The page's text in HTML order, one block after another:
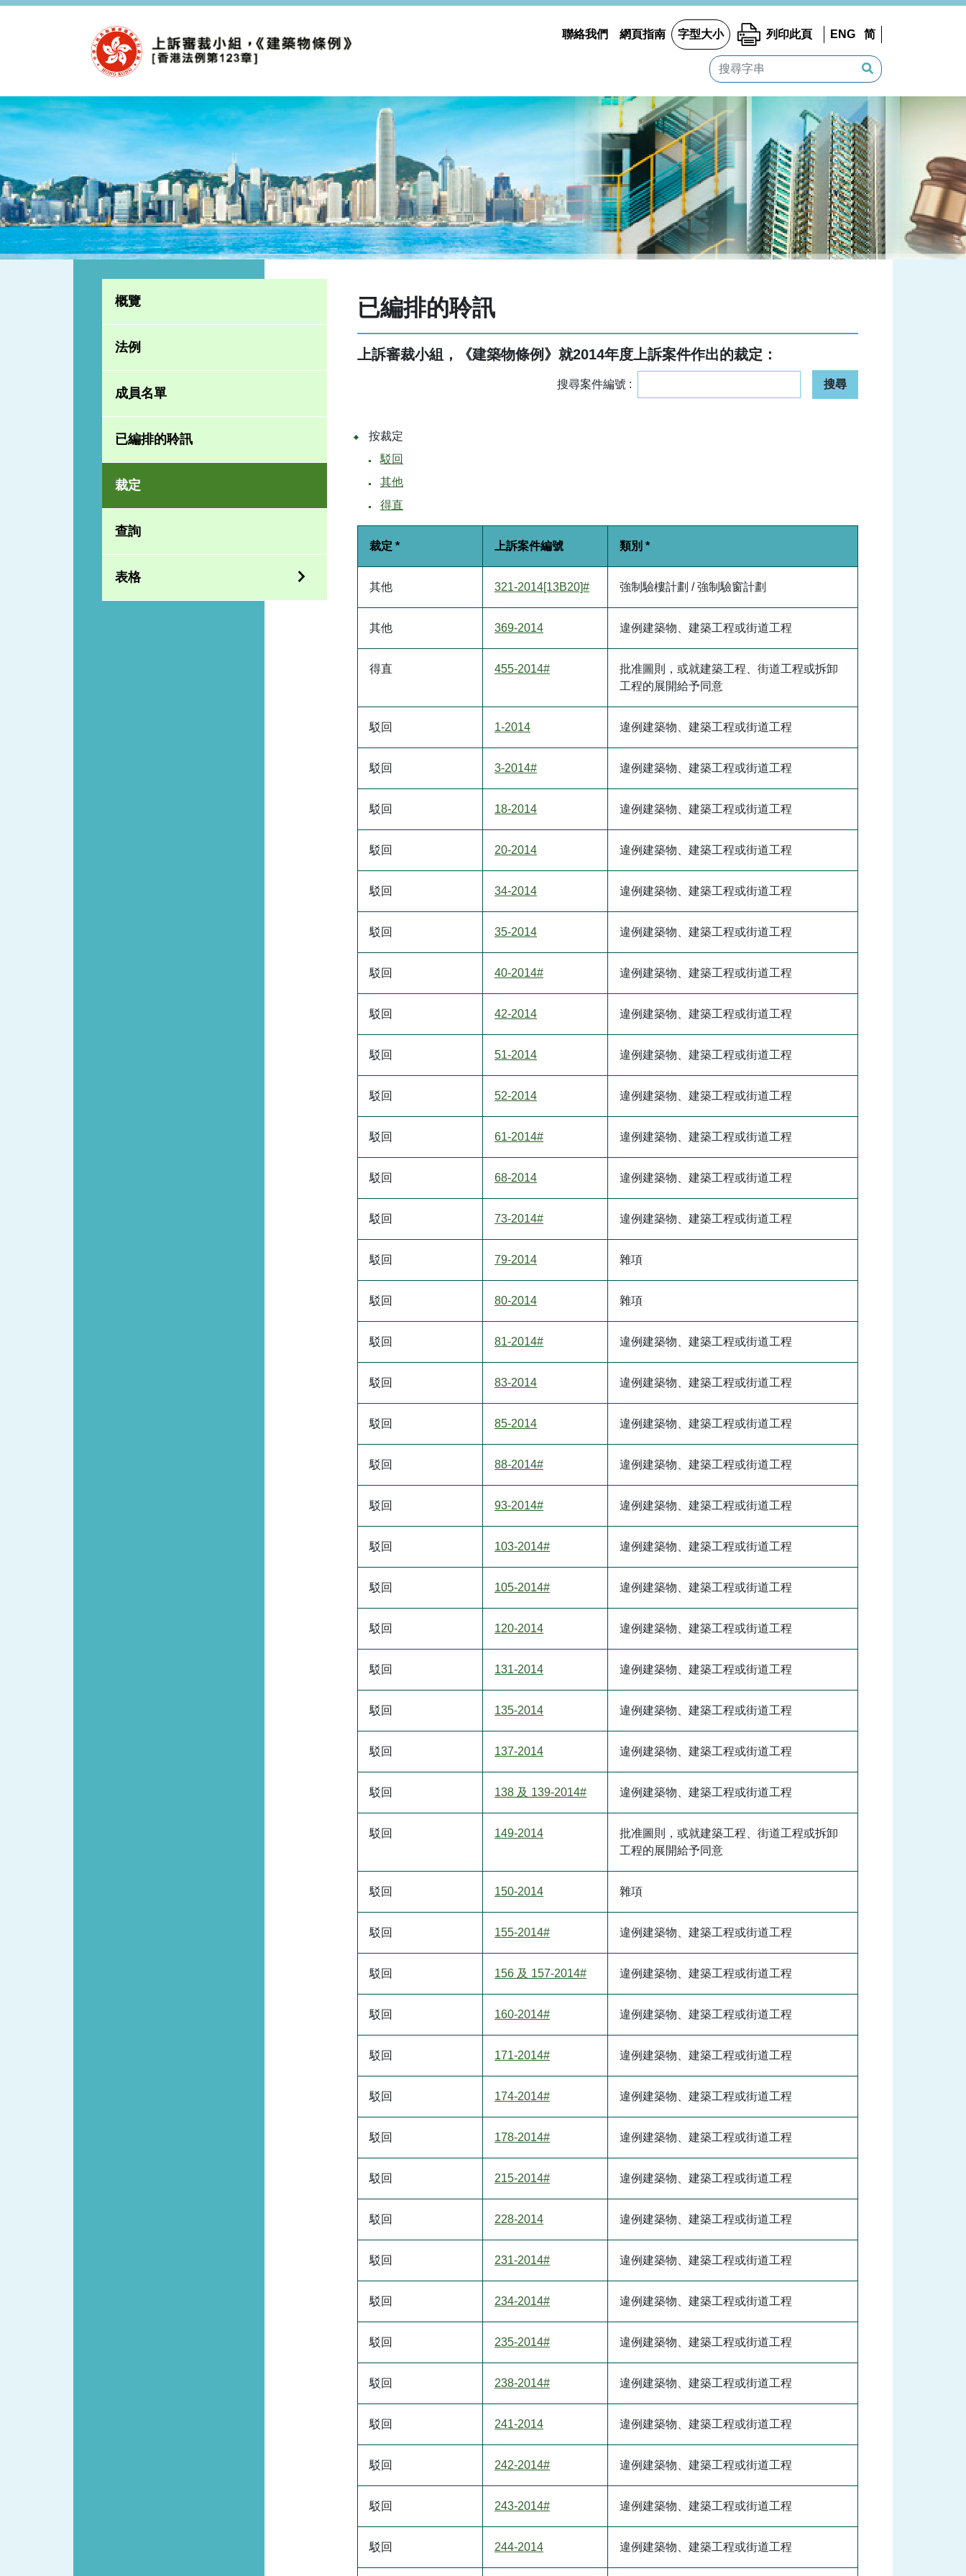
聯絡我們
網頁指南 字型大小 列印此頁 ENG 简
概覽
法例
成員名單
已編排的聆訊
裁定
查詢
表格
已編排的聆訊
上訴審裁小組，《建築物條例》就2014年度上訴案件作出的裁定：
搜尋案件編號 : 搜尋
按裁定
駁回
其他
得直
裁定 * 上訴案件編號 類別 *
其他 321-2014[13B20]# 強制驗樓計劃 / 強制驗窗計劃
其他 369-2014 違例建築物、建築工程或街道工程
得直 455-2014#
批准圖則，或就建築工程、街道工程或拆卸
工程的展開給予同意
駁回 1-2014 違例建築物、建築工程或街道工程
駁回 3-2014# 違例建築物、建築工程或街道工程
駁回 18-2014 違例建築物、建築工程或街道工程
駁回 20-2014 違例建築物、建築工程或街道工程
駁回 34-2014 違例建築物、建築工程或街道工程
駁回 35-2014 違例建築物、建築工程或街道工程
駁回 40-2014# 違例建築物、建築工程或街道工程
駁回 42-2014 違例建築物、建築工程或街道工程
駁回 51-2014 違例建築物、建築工程或街道工程
駁回 52-2014 違例建築物、建築工程或街道工程
駁回 61-2014# 違例建築物、建築工程或街道工程
駁回 68-2014 違例建築物、建築工程或街道工程
駁回 73-2014# 違例建築物、建築工程或街道工程
駁回 79-2014 雜項
駁回 80-2014 雜項
駁回 81-2014# 違例建築物、建築工程或街道工程
駁回 83-2014 違例建築物、建築工程或街道工程
駁回 85-2014 違例建築物、建築工程或街道工程
駁回 88-2014# 違例建築物、建築工程或街道工程
駁回 93-2014# 違例建築物、建築工程或街道工程
駁回 103-2014# 違例建築物、建築工程或街道工程
駁回 105-2014# 違例建築物、建築工程或街道工程
駁回 120-2014 違例建築物、建築工程或街道工程
駁回 131-2014 違例建築物、建築工程或街道工程
駁回 135-2014 違例建築物、建築工程或街道工程
駁回 137-2014 違例建築物、建築工程或街道工程
駁回 138 及 139-2014# 違例建築物、建築工程或街道工程
駁回 149-2014
批准圖則，或就建築工程、街道工程或拆卸
工程的展開給予同意
駁回 150-2014 雜項
駁回 155-2014# 違例建築物、建築工程或街道工程
駁回 156 及 157-2014# 違例建築物、建築工程或街道工程
駁回 160-2014# 違例建築物、建築工程或街道工程
駁回 171-2014# 違例建築物、建築工程或街道工程
駁回 174-2014# 違例建築物、建築工程或街道工程
駁回 178-2014# 違例建築物、建築工程或街道工程
駁回 215-2014# 違例建築物、建築工程或街道工程
駁回 228-2014 違例建築物、建築工程或街道工程
駁回 231-2014# 違例建築物、建築工程或街道工程
駁回 234-2014# 違例建築物、建築工程或街道工程
駁回 235-2014# 違例建築物、建築工程或街道工程
駁回 238-2014# 違例建築物、建築工程或街道工程
駁回 241-2014 違例建築物、建築工程或街道工程
駁回 242-2014# 違例建築物、建築工程或街道工程
駁回 243-2014# 違例建築物、建築工程或街道工程
駁回 244-2014 違例建築物、建築工程或街道工程